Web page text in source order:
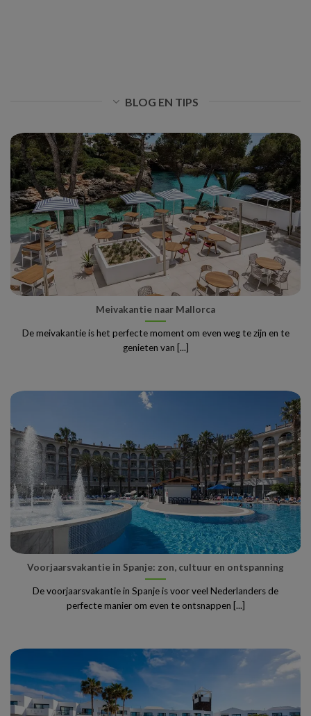
BLOG EN TIPS
Meivakantie naar Mallorca
De meivakantie is het perfecte moment om even weg te zijn en te
genieten van [...]
Voorjaarsvakantie in Spanje: zon, cultuur en ontspanning
De voorjaarsvakantie in Spanje is voor veel Nederlanders de
perfecte manier om even te ontsnappen [...]